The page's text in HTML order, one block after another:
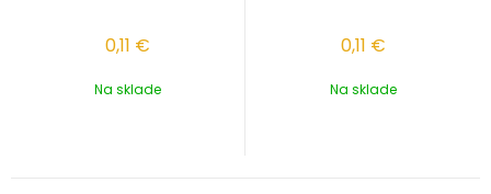
0,11 €
Na sklade
0,11 €
Na sklade